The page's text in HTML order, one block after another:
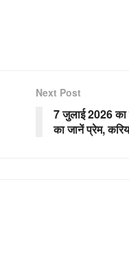
Next Post
7 जुलाई 2026 का
का जानें प्रेम,